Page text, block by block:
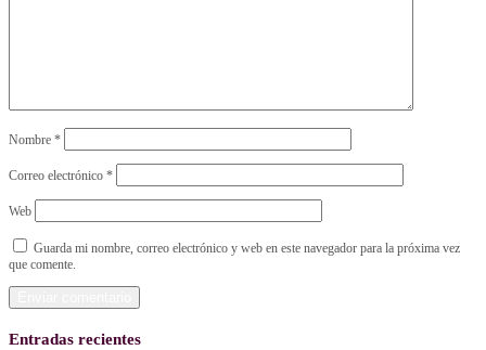
Nombre *
Correo electrónico *
Web
Guarda mi nombre, correo electrónico y web en este navegador para la próxima vez
que comente.
Entradas recientes